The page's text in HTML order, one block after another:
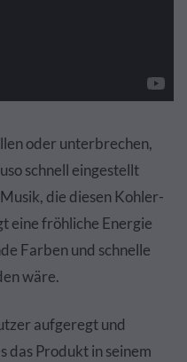
oder unterbrechen,
schnell eingestellt
die diesen Kohler-
eine fröhliche Energie
Farben und schnelle
wäre.
aufgeregt und
das Produkt in seinem